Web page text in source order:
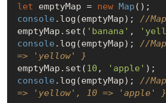
let emptyMap = new Map
console .log(emptyMap); //
emptyMap.set( 'banana' ,
console .log(emptyMap); //
=> 'yellow' }
emptyMap.set(10 , 'apple'
console .log(emptyMap); //
=> 'yellow', 10 => 'apple'